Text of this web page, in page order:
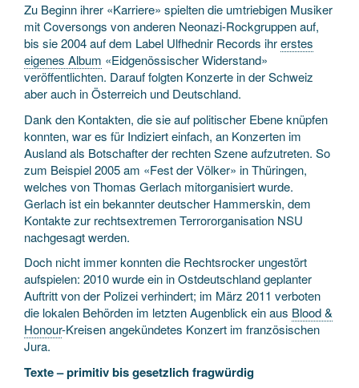
Zu Beginn ihrer «Karriere» spielten die umtriebigen Musiker
mit Coversongs von anderen Neonazi-Rockgruppen auf,
bis sie 2004 auf dem Label Ulfhednir Records ihrerstes
eigenes Album «Eidgenössischer Widerstand»
veröffentlichten. Darauf folgten Konzerte in der Schweiz
aber auch in Österreich und Deutschland.
Dank den Kontakten, die sie auf politischer Ebene knüpfen
konnten, war es für Indiziert einfach, an Konzerten im
Ausland als Botschafter der rechten Szene aufzutreten. So
zum Beispiel 2005 am «Fest der Völker» in Thüringen,
welches von Thomas Gerlach mitorganisiert wurde.
Gerlach ist ein bekannter deutscher Hammerskin, dem
Kontakte zur rechtsextremen Terrororganisation NSU
nachgesagt werden.
Doch nicht immer konnten die Rechtsrocker ungestört
aufspielen: 2010 wurde ein in Ostdeutschland geplanter
Auftritt von der Polizei verhindert; im März 2011 verboten
die lokalen Behörden im letzten Augenblick ein aus Blood &
Honour-Kreisen angekündetes Konzert im französischen
Jura.
Texte – primitiv bis gesetzlich fragwürdig